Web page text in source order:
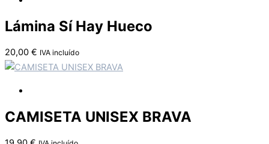
Lámina Sí Hay Hueco
20,00 € IVA incluído
CAMISETA UNISEX BRAVA